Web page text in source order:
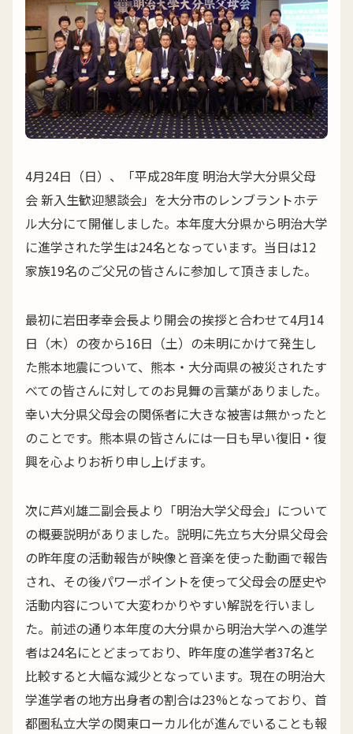
4月24日（日）、「平成28年度 明治大学大分県父母
会 新入生歓迎懇談会」を大分市のレンブラントホテ
ル大分にて開催しました。本年度大分県から明治大学
に進学された学生は24名となっています。当日は12
家族19名のご父兄の皆さんに参加して頂きました。
最初に岩田孝幸会長より開会の挨拶と合わせて4月14
日（木）の夜から16日（土）の未明にかけて発生し
た熊本地震について、熊本・大分両県の被災されたす
べての皆さんに対してのお見舞の言葉がありました。
幸い大分県父母会の関係者に大きな被害は無かったと
のことです。熊本県の皆さんには一日も早い復旧・復
興を心よりお祈り申し上げます。
次に芦刈雄二副会長より「明治大学父母会」について
の概要説明がありました。説明に先立ち大分県父母会
の昨年度の活動報告が映像と音楽を使った動画で報告
され、その後パワーポイントを使って父母会の歴史や
活動内容について大変わかりやすい解説を行いまし
た。前述の通り本年度の大分県から明治大学への進学
者は24名にとどまっており、昨年度の進学者37名と
比較すると大幅な減少となっています。現在の明治大
学進学者の地方出身者の割合は23%となっており、首
都圏私立大学の関東ローカル化が進んでいることも報